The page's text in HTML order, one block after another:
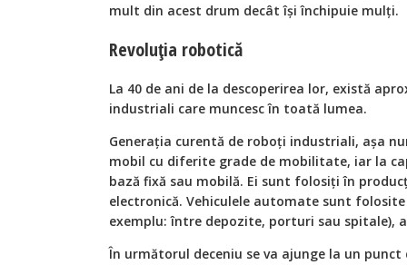
mult din acest drum decât îşi închipuie mulţi.
Revoluţia robotică
La 40 de ani de la descoperirea lor, există
industriali care muncesc în toată lumea.
Generaţia curentă de roboţi industriali, aşa
mobil cu diferite grade de mobilitate, iar la
bază fixă sau mobilă. Ei sunt folosiţi în
electronică. Vehiculele automate sunt
exemplu: între depozite, porturi sau spitale),
În următorul deceniu se va ajunge la un